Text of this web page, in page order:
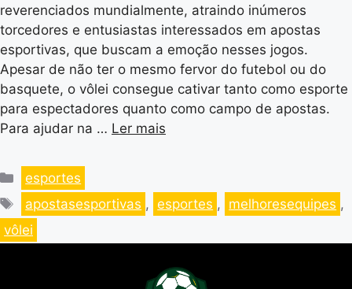
reverenciados mundialmente, atraindo inúmeros
torcedores e entusiastas interessados em apostas
esportivas, que buscam a emoção nesses jogos.
Apesar de não ter o mesmo fervor do futebol ou do
basquete, o vôlei consegue cativar tanto como esporte
para espectadores quanto como campo de apostas.
Para ajudar na … Ler mais
esportes
apostasesportivas , esportes , melhoresequipes ,
vôlei